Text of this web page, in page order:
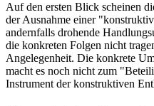
Auf den ersten Blick scheinen
der Ausnahme einer
andernfalls drohende
die konkreten Folgen nicht
Angelegenheit. Die konkrete
macht es noch nicht zum
Instrument der konstruktiven